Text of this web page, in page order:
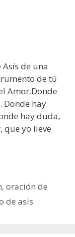
de una
de tú
Amor.Donde
Donde hay
hay duda,
que yo lleve
,oración de
de asís